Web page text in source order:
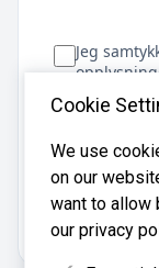
Jeg
Cookie
We use
on our
want to allow
our privacy